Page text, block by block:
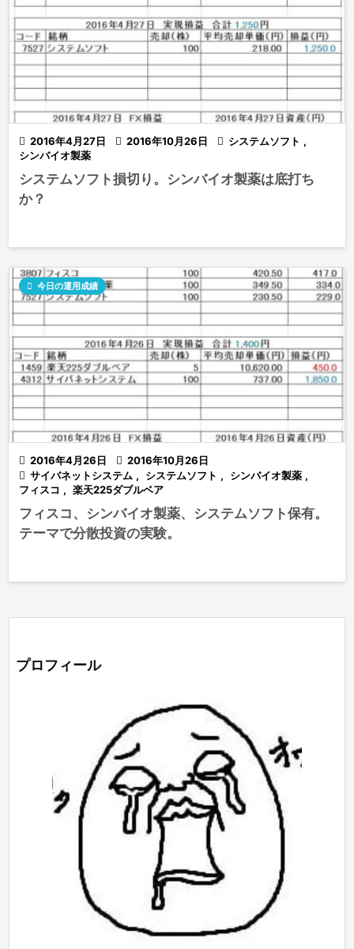
 2016年4月27日  2016年10月26日  システムソフト ,
シンバイオ製薬
システムソフト損切り。シンバイオ製薬は底打ち
か？
 2016年4月26日  2016年10月26日
 今日の運用成績
 サイバネットシステム , システムソフト , シンバイオ製薬 ,
フィスコ , 楽天225ダブルベア
フィスコ、シンバイオ製薬、システムソフト保有。
テーマで分散投資の実験。
プロフィール